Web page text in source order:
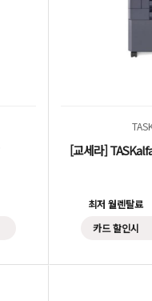
[교세라]
최저 월렌탈료
카드 할인시